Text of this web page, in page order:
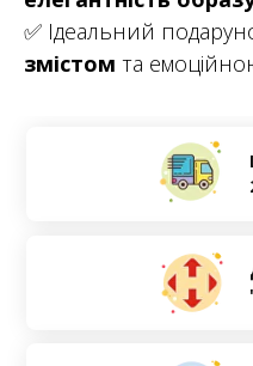
✅ Ідеальний
змістом та